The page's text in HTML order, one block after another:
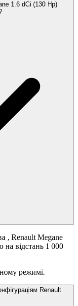
1.6 dCi (130 Hp)
, Renault Megane
на відстань 1 000
режимі.
Renault